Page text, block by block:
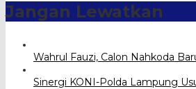
Jangan Lewatkan
Wahrul Fauzi, Calon Nahkoda
Sinergi KONI-Polda Lampung